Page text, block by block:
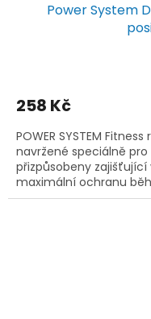
Power System
258 Kč
POWER SYSTEM
navržené speciálně
přizpůsobeny
maximální ochranu